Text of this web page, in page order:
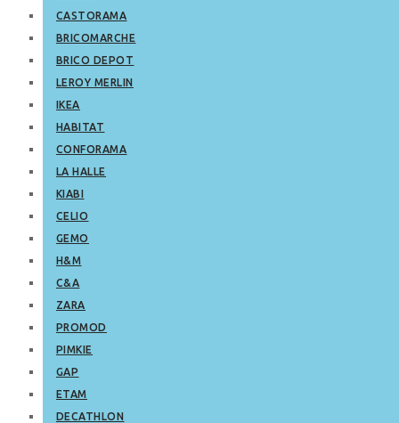
CASTORAMA
BRICOMARCHE
BRICO DEPOT
LEROY MERLIN
IKEA
HABITAT
CONFORAMA
LA HALLE
KIABI
CELIO
GEMO
H&M
C&A
ZARA
PROMOD
PIMKIE
GAP
ETAM
DECATHLON